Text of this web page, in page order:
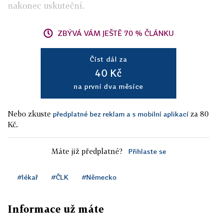
nakonec uskuteční.
ZBÝVÁ VÁM JEŠTĚ 70 % ČLÁNKU
Číst dál za
40 Kč
na první dva měsíce
Nebo zkuste předplatné bez reklam a s mobilní aplikací za 80
Kč.
Máte již předplatné? Přihlaste se
#lékař #ČLK #Německo
Informace už máte